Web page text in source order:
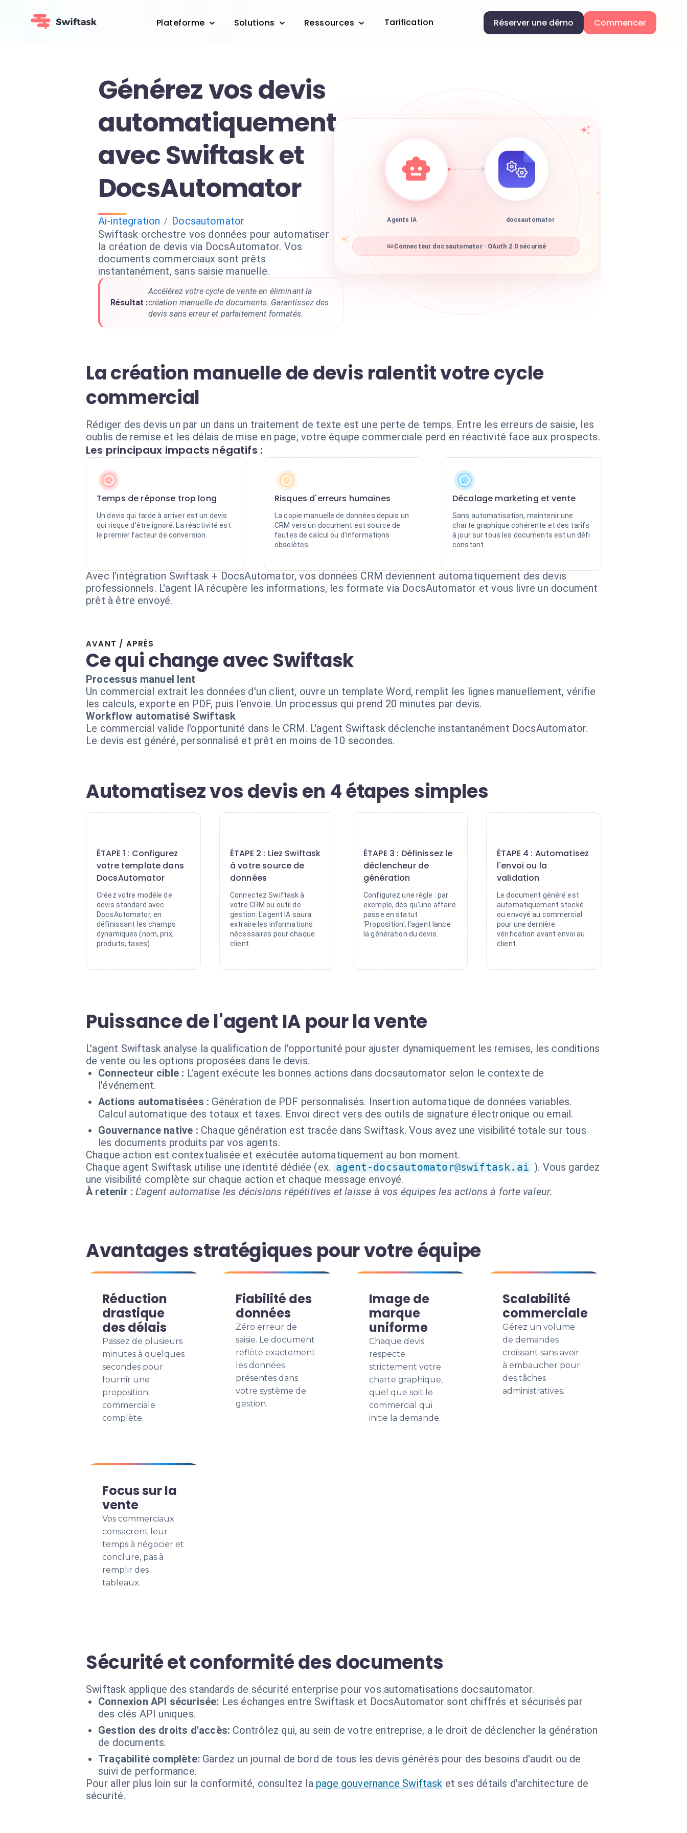
Plateforme Solutions Ressources Tarification Réserver une démo Commencer
Générez vos devis
automatiquement
avec Swiftask et
DocsAutomator
Ai-integration / Docsautomator
Swiftask orchestre vos données pour automatiser
la création de devis via DocsAutomator. Vos
documents commerciaux sont prêts
instantanément, sans saisie manuelle.
Résultat :
Accélérez votre cycle de vente en éliminant la
création manuelle de documents. Garantissez des
devis sans erreur et parfaitement formatés.
Agents IA docsautomator
Connecteur docsautomator · OAuth 2.0 sécurisé
La création manuelle de devis ralentit votre cycle
commercial
Rédiger des devis un par un dans un traitement de texte est une perte de temps. Entre les erreurs de saisie, les
oublis de remise et les délais de mise en page, votre équipe commerciale perd en réactivité face aux prospects.
Les principaux impacts négatifs :
Temps de réponse trop long
Un devis qui tarde à arriver est un devis
qui risque d'être ignoré. La réactivité est
le premier facteur de conversion.
Risques d'erreurs humaines
La copie manuelle de données depuis un
CRM vers un document est source de
fautes de calcul ou d'informations
obsolètes.
Décalage marketing et vente
Sans automatisation, maintenir une
charte graphique cohérente et des tarifs
à jour sur tous les documents est un défi
constant.
Avec l'intégration Swiftask + DocsAutomator, vos données CRM deviennent automatiquement des devis
professionnels. L'agent IA récupère les informations, les formate via DocsAutomator et vous livre un document
prêt à être envoyé.
AVANT / APRÈS
Ce qui change avec Swiftask
Processus manuel lent
Un commercial extrait les données d'un client, ouvre un template Word, remplit les lignes manuellement, vérifie
les calculs, exporte en PDF, puis l'envoie. Un processus qui prend 20 minutes par devis.
Workflow automatisé Swiftask
Le commercial valide l'opportunité dans le CRM. L'agent Swiftask déclenche instantanément DocsAutomator.
Le devis est généré, personnalisé et prêt en moins de 10 secondes.
Automatisez vos devis en 4 étapes simples
ÉTAPE 1 : Configurez
votre template dans
DocsAutomator
Créez votre modèle de
devis standard avec
DocsAutomator, en
définissant les champs
dynamiques (nom, prix,
produits, taxes).
ÉTAPE 2 : Liez Swiftask
à votre source de
données
Connectez Swiftask à
votre CRM ou outil de
gestion. L'agent IA saura
extraire les informations
nécessaires pour chaque
client.
ÉTAPE 3 : Définissez le
déclencheur de
génération
Configurez une règle : par
exemple, dès qu'une affaire
passe en statut
'Proposition', l'agent lance
la génération du devis.
ÉTAPE 4 : Automatisez
l'envoi ou la
validation
Le document généré est
automatiquement stocké
ou envoyé au commercial
pour une dernière
vérification avant envoi au
client.
Puissance de l'agent IA pour la vente
L'agent Swiftask analyse la qualification de l'opportunité pour ajuster dynamiquement les remises, les conditions
de vente ou les options proposées dans le devis.
Connecteur cible : L'agent exécute les bonnes actions dans docsautomator selon le contexte de
l'événement.
Actions automatisées : Génération de PDF personnalisés. Insertion automatique de données variables.
Calcul automatique des totaux et taxes. Envoi direct vers des outils de signature électronique ou email.
Gouvernance native : Chaque génération est tracée dans Swiftask. Vous avez une visibilité totale sur tous
les documents produits par vos agents.
Chaque action est contextualisée et exécutée automatiquement au bon moment.
Chaque agent Swiftask utilise une identité dédiée (ex. agent-docsautomator@swiftask.ai ). Vous gardez
une visibilité complète sur chaque action et chaque message envoyé.
À retenir : L'agent automatise les décisions répétitives et laisse à vos équipes les actions à forte valeur.
Avantages stratégiques pour votre équipe
Réduction
drastique
des délais
Passez de plusieurs
minutes à quelques
secondes pour
fournir une
proposition
commerciale
complète.
Fiabilité des
données
Zéro erreur de
saisie. Le document
reflète exactement
les données
présentes dans
votre système de
gestion.
Image de
marque
uniforme
Chaque devis
respecte
strictement votre
charte graphique,
quel que soit le
commercial qui
initie la demande.
Scalabilité
commerciale
Gérez un volume
de demandes
croissant sans avoir
à embaucher pour
des tâches
administratives.
Focus sur la
vente
Vos commerciaux
consacrent leur
temps à négocier et
conclure, pas à
remplir des
tableaux.
Sécurité et conformité des documents
Swiftask applique des standards de sécurité enterprise pour vos automatisations docsautomator.
Connexion API sécurisée: Les échanges entre Swiftask et DocsAutomator sont chiffrés et sécurisés par
des clés API uniques.
Gestion des droits d'accès: Contrôlez qui, au sein de votre entreprise, a le droit de déclencher la génération
de documents.
Traçabilité complète: Gardez un journal de bord de tous les devis générés pour des besoins d'audit ou de
suivi de performance.
Pour aller plus loin sur la conformité, consultez la page gouvernance Swiftask et ses détails d'architecture de
sécurité.